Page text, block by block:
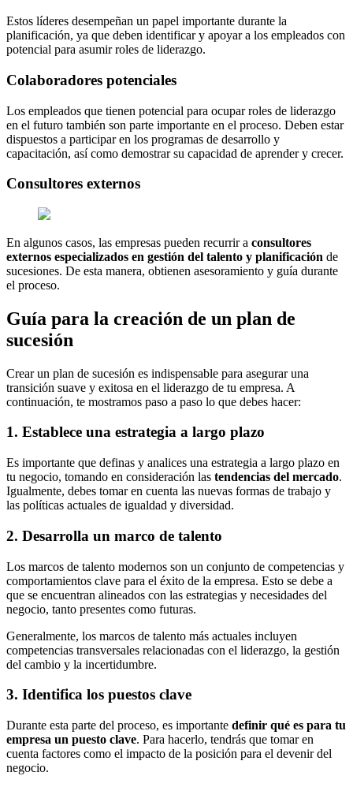
Estos líderes desempeñan un papel importante durante la
planificación, ya que deben identificar y apoyar a los empleados con
potencial para asumir roles de liderazgo.
Colaboradores potenciales
Los empleados que tienen potencial para ocupar roles de liderazgo
en el futuro también son parte importante en el proceso. Deben estar
dispuestos a participar en los programas de desarrollo y
capacitación, así como demostrar su capacidad de aprender y crecer.
Consultores externos
En algunos casos, las empresas pueden recurrir a consultores
externos especializados en gestión del talento y planificación de
sucesiones. De esta manera, obtienen asesoramiento y guía durante
el proceso.
Guía para la creación de un plan de
sucesión
Crear un plan de sucesión es indispensable para asegurar una
transición suave y exitosa en el liderazgo de tu empresa. A
continuación, te mostramos paso a paso lo que debes hacer:
1. Establece una estrategia a largo plazo
Es importante que definas y analices una estrategia a largo plazo en
tu negocio, tomando en consideración las tendencias del mercado.
Igualmente, debes tomar en cuenta las nuevas formas de trabajo y
las políticas actuales de igualdad y diversidad.
2. Desarrolla un marco de talento
Los marcos de talento modernos son un conjunto de competencias y
comportamientos clave para el éxito de la empresa. Esto se debe a
que se encuentran alineados con las estrategias y necesidades del
negocio, tanto presentes como futuras.
Generalmente, los marcos de talento más actuales incluyen
competencias transversales relacionadas con el liderazgo, la gestión
del cambio y la incertidumbre.
3. Identifica los puestos clave
Durante esta parte del proceso, es importante definir qué es para tu
empresa un puesto clave. Para hacerlo, tendrás que tomar en
cuenta factores como el impacto de la posición para el devenir del
negocio.